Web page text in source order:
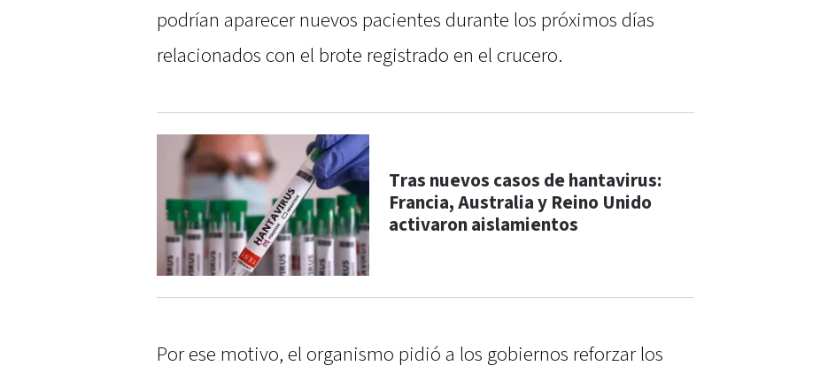
podrían aparecer nuevos pacientes durante los próximos días
relacionados con el brote registrado en el crucero.
Tras nuevos casos de hantavirus:
Francia, Australia y Reino Unido
activaron aislamientos
Por ese motivo, el organismo pidió a los gobiernos reforzar los